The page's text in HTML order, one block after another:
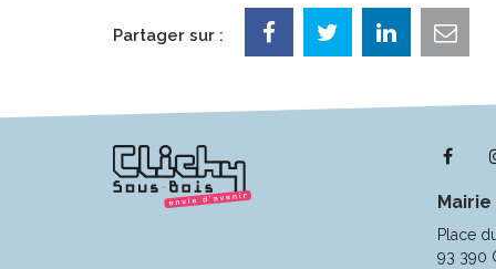
Partager sur :
le
Place
93 390